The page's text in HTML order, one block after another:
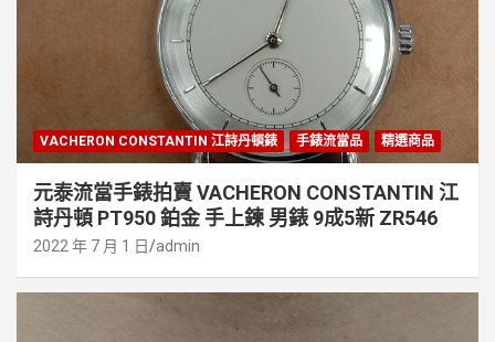
VACHERON CONSTANTIN 江詩丹頓錶 手錶流當品 精選商品
元泰流當手錶拍賣 VACHERON CONSTANTIN 江
詩丹頓 PT950 鉑金 手上鍊 男錶 9成5新 ZR546
2022 年 7 月 1 日 admin